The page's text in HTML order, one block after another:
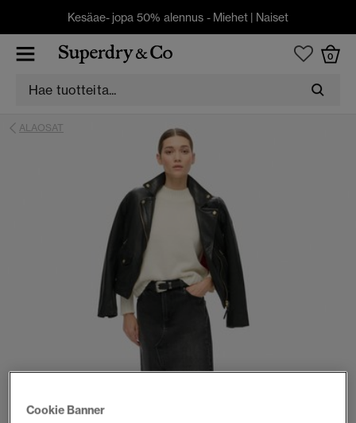
Kesäae- jopa 50% alennus - Miehet | Naiset
0
ALAOSAT
Cookie Banner